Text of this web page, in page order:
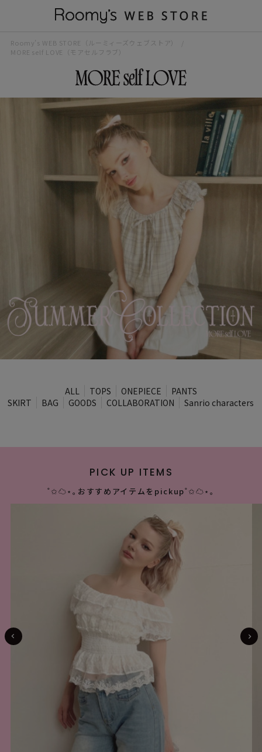
Roomy’s WEB STORE（ルーミィーズウェブストア）
MORE self LOVE（モアセルフラブ）
ALL TOPS ONEPIECE
PANTS
SKIRT
BAG GOODS COLLABORATION Sanrio characters
PICK UP ITEMS
˚✩☁︎︎⋆｡おすすめアイテムをpickup˚✩☁︎︎⋆｡